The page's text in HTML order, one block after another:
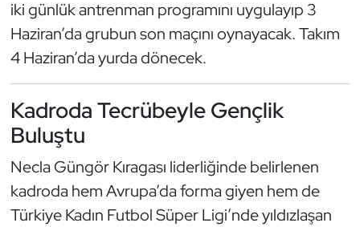
iki günlük antrenman programını uygulayıp 3
Haziran’da grubun son maçını oynayacak. Takım
4 Haziran’da yurda dönecek.
Kadroda Tecrübeyle Gençlik
Buluştu
Necla Güngör Kıragası liderliğinde belirlenen
kadroda hem Avrupa’da forma giyen hem de
Türkiye Kadın Futbol Süper Ligi’nde yıldızlaşan
Ragbi
Satranç
Sualtı Sporları
Tekvando
Tenis